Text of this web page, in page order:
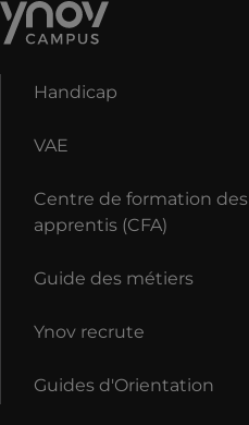
Handicap
VAE
Centre de formation des
apprentis (CFA)
Guide des métiers
Ynov recrute
Guides d'Orientation